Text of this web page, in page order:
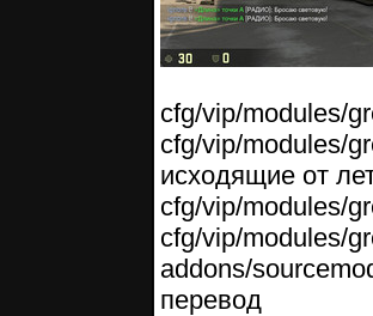
cfg/vip/modules/
cfg/vip/modules/
исходящие от
cfg/vip/modules/
cfg/vip/modules/
addons/
перевод